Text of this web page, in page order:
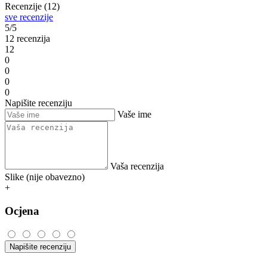
Recenzije (12)
sve recenzije
5/5
12 recenzija
12
0
0
0
0
Napišite recenziju
Vaše ime
Vaša recenzija
Slike (nije obavezno)
+
Ocjena
Napišite recenziju